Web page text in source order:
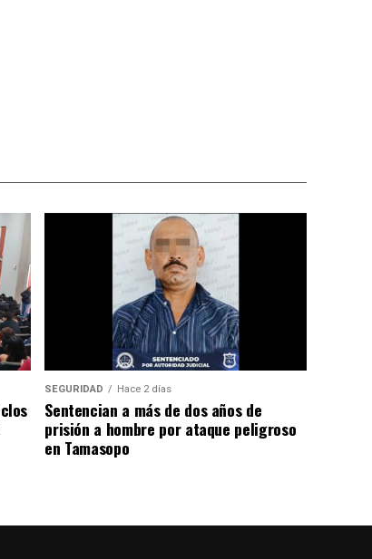
SEGURIDAD Hace 2 días
Sentencian a más de dos años de
prisión a hombre por ataque peligroso
en Tamasopo